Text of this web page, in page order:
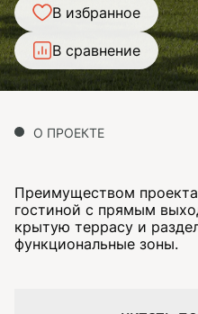
В избранное
В сравнение
О ПРОЕКТЕ
Преимуществом
гостиной с прямым
крытую террасу и
функциональные зоны.